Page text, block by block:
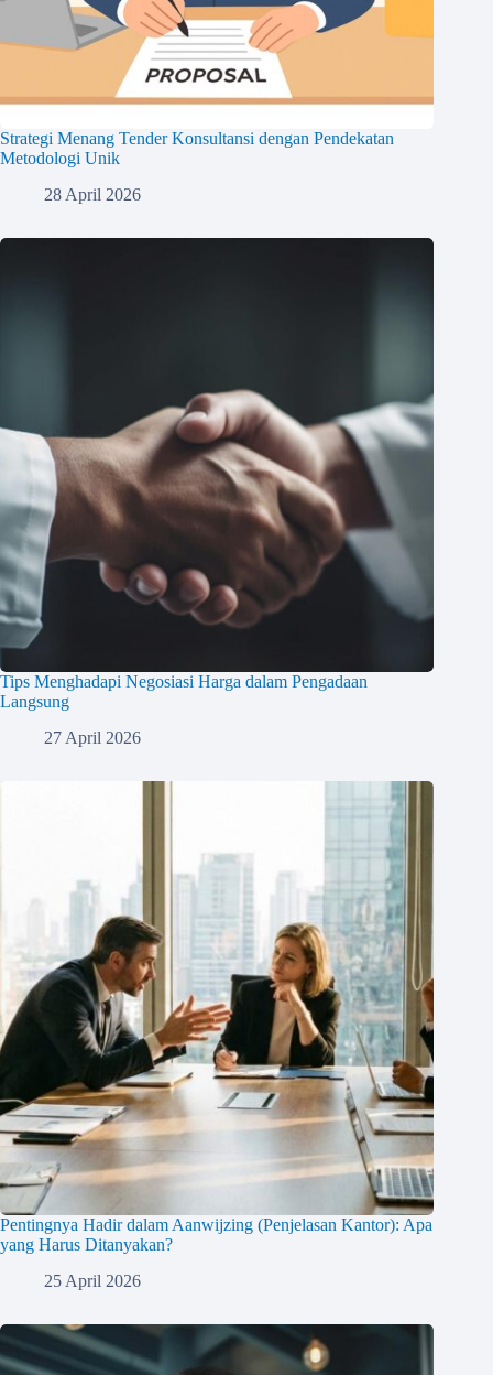
Strategi Menang Tender Konsultansi dengan Pendekatan
Metodologi Unik
28 April 2026
Tips Menghadapi Negosiasi Harga dalam Pengadaan
Langsung
27 April 2026
Pentingnya Hadir dalam Aanwijzing (Penjelasan Kantor): Apa
yang Harus Ditanyakan?
25 April 2026